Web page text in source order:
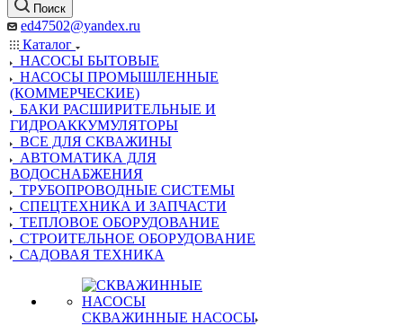
Поиск
ed47502@yandex.ru
Каталог
НАСОСЫ БЫТОВЫЕ
НАСОСЫ ПРОМЫШЛЕННЫЕ
(КОММЕРЧЕСКИЕ)
БАКИ РАСШИРИТЕЛЬНЫЕ И
ГИДРОАККУМУЛЯТОРЫ
ВСЕ ДЛЯ СКВАЖИНЫ
АВТОМАТИКА ДЛЯ
ВОДОСНАБЖЕНИЯ
ТРУБОПРОВОДНЫЕ СИСТЕМЫ
СПЕЦТЕХНИКА И ЗАПЧАСТИ
ТЕПЛОВОЕ ОБОРУДОВАНИЕ
СТРОИТЕЛЬНОЕ ОБОРУДОВАНИЕ
САДОВАЯ ТЕХНИКА
СКВАЖИННЫЕ НАСОСЫ